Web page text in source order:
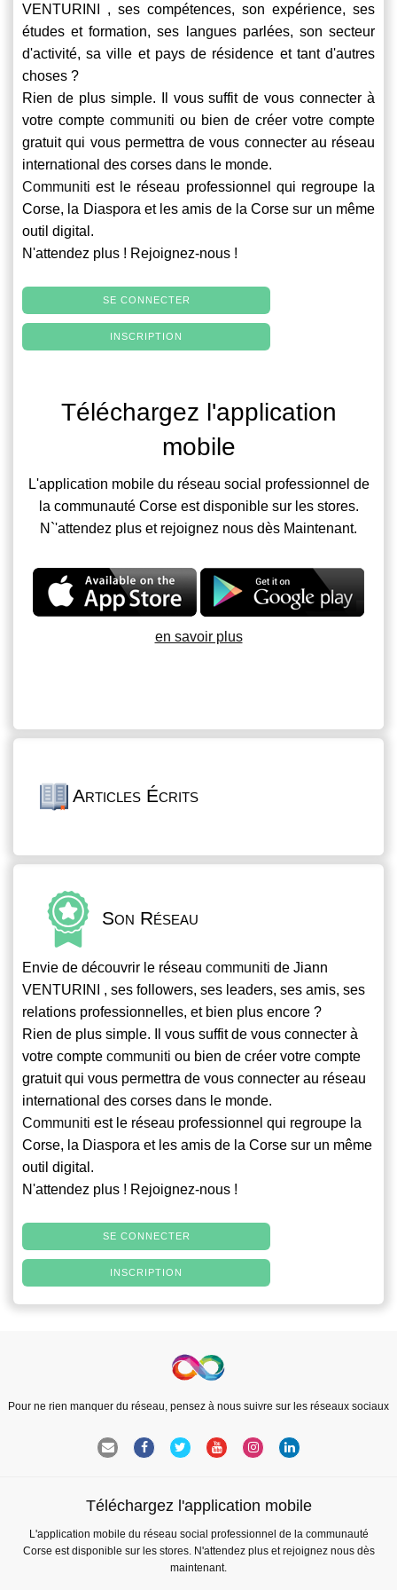
VENTURINI , ses compétences, son expérience, ses
études et formation, ses langues parlées, son secteur
d'activité, sa ville et pays de résidence et tant d'autres
choses ?
Rien de plus simple. Il vous suffit de vous connecter à
votre compte communiti ou bien de créer votre compte
gratuit qui vous permettra de vous connecter au réseau
international des corses dans le monde.
Communiti est le réseau professionnel qui regroupe la
Corse, la Diaspora et les amis de la Corse sur un même
outil digital.
N'attendez plus ! Rejoignez-nous !
SE CONNECTER
INSCRIPTION
Téléchargez l'application
mobile
L'application mobile du réseau social professionnel de
la communauté Corse est disponible sur les stores.
N`'attendez plus et rejoignez nous dès Maintenant.
en savoir plus
Articles Écrits
Son Réseau
Envie de découvrir le réseau communiti de Jiann
VENTURINI , ses followers, ses leaders, ses amis, ses
relations professionnelles, et bien plus encore ?
Rien de plus simple. Il vous suffit de vous connecter à
votre compte communiti ou bien de créer votre compte
gratuit qui vous permettra de vous connecter au réseau
international des corses dans le monde.
Communiti est le réseau professionnel qui regroupe la
Corse, la Diaspora et les amis de la Corse sur un même
outil digital.
N'attendez plus ! Rejoignez-nous !
SE CONNECTER
INSCRIPTION
Pour ne rien manquer du réseau, pensez à nous suivre sur les réseaux sociaux
Téléchargez l'application mobile
L'application mobile du réseau social professionnel de la communauté
Corse est disponible sur les stores. N'attendez plus et rejoignez nous dès
maintenant.